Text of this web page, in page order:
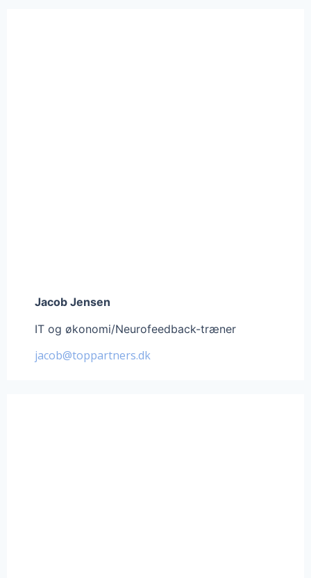
Jacob Jensen
IT og økonomi/Neurofeedback-træner
jacob@toppartners.dk